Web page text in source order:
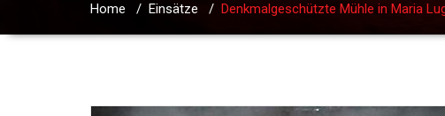
Home / Einsätze / Denkmalgeschützte Mühle in Maria